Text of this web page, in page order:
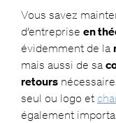
Vous savez
d’entreprise en
évidemment de la
mais aussi de sa
retours
seul ou logo et
également